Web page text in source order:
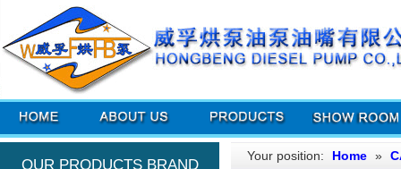
OUR PRODUCTS BRAND
Your position: Home »